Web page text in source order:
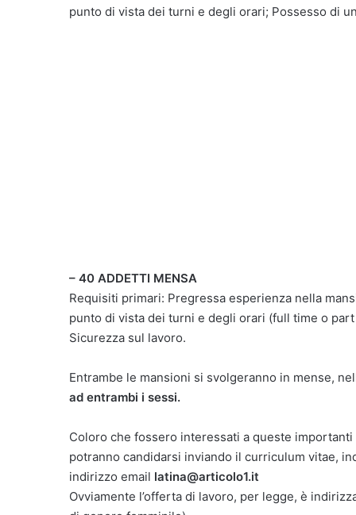
punto di vista dei turni e degli orari; Possesso di
– 40 ADDETTI MENSA
Requisiti primari: Pregressa esperienza nella
punto di vista dei turni e degli orari (full time o
Sicurezza sul lavoro.
Entrambe le mansioni si svolgeranno in mense,
ad entrambi i sessi.
Coloro che fossero interessati a queste
potranno candidarsi inviando il curriculum vitae,
indirizzo email latina@articolo1.it
Ovviamente l’offerta di lavoro, per legge, è